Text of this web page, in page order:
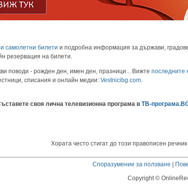
самолетни билети и подробна информация за държави,
резервация на билети.
поводи - рожден ден, имен ден, празници... Вижте последните
списания и онлайн медии: Vestnicibg.com.
своя лична телевизионна програма в ТВ-
Хората често стигат до този правописен
Споразумение за ползване
Copyright ©